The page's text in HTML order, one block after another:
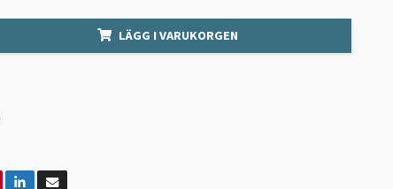
LÄGG I VARUKORGEN